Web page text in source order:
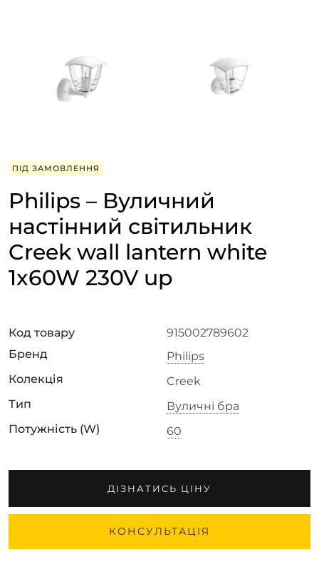
ПІД ЗАМОВЛЕННЯ
Philips – Вуличний
настінний світильник
Creek wall lantern white
1x60W 230V up
Код товару
915002789602
Бренд
Philips
Колекція
Creek
Тип
Вуличні бра
Потужність (W)
60
ДІЗНАТИСЬ ЦІНУ
КОНСУЛЬТАЦІЯ